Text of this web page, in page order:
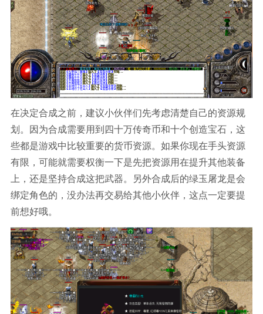
在决定合成之前，建议小伙伴们先考虑清楚自己的资源规
划。因为合成需要用到四十万传奇币和十个创造宝石，这
些都是游戏中比较重要的货币资源。如果你现在手头资源
有限，可能就需要权衡一下是先把资源用在提升其他装备
上，还是坚持合成这把武器。另外合成后的绿玉屠龙是会
绑定角色的，没办法再交易给其他小伙伴，这点一定要提
前想好哦。